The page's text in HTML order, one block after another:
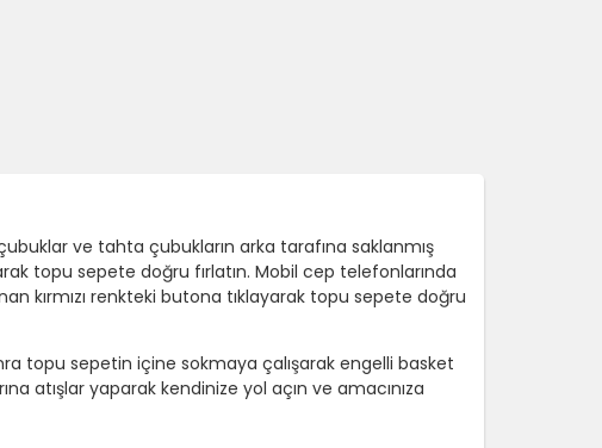
ve tahta çubukların arka tarafına saklanmış
topu sepete doğru fırlatın. Mobil cep telefonlarında
kırmızı renkteki butona tıklayarak topu sepete doğru
topu sepetin içine sokmaya çalışarak engelli basket
atışlar yaparak kendinize yol açın ve amacınıza